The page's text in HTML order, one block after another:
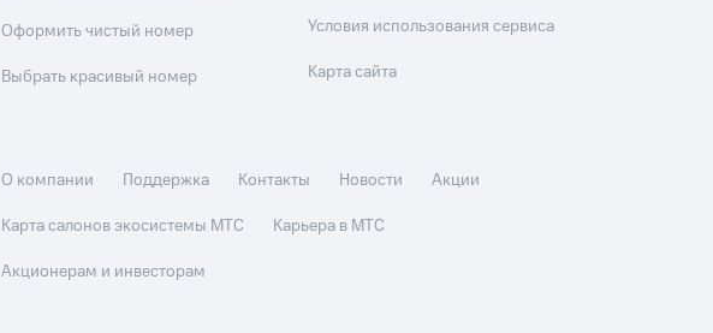
Оформить чистый номер
Выбрать красивый номер
Условия использования сервиса
Карта сайта
О компании Поддержка Контакты Новости
Акции
Карта салонов экосистемы МТС
Карьера в МТС
Акционерам и инвесторам